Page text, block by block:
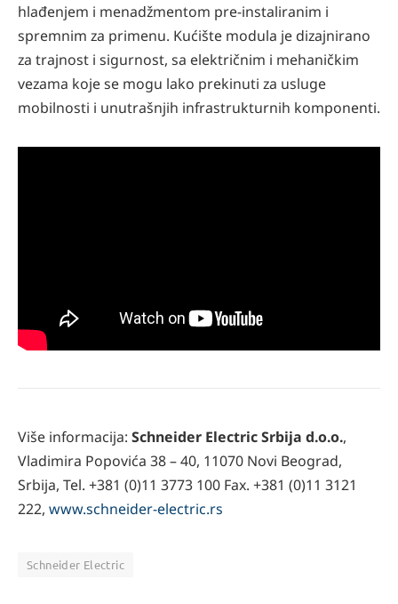
hlađenjem i menadžmentom pre-instaliranim i
spremnim za primenu. Kućište modula je dizajnirano
za trajnost i sigurnost, sa električnim i mehaničkim
vezama koje se mogu lako prekinuti za usluge
mobilnosti i unutrašnjih infrastrukturnih komponenti.
Više informacija: Schneider Electric Srbija d.o.o.,
Vladimira Popovića 38 – 40, 11070 Novi Beograd,
Srbija, Tel. +381 (0)11 3773 100 Fax. +381 (0)11 3121
222, www.schneider-electric.rs
Schneider Electric